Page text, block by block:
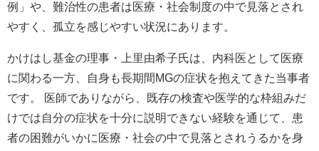
例」や、難治性の患者は医療・社会制度の中で見落とされ
やすく、孤立を感じやすい状況にあります。
かけはし基金の理事・上里由希子氏は、内科医として医療
に関わる一方、自身も長期間MGの症状を抱えてきた当事者
です。 医師でありながら、既存の検査や医学的な枠組みだ
けでは自分の症状を十分に説明できない経験を通じて、患
者の困難がいかに医療・社会の中で見落とされうるかを身